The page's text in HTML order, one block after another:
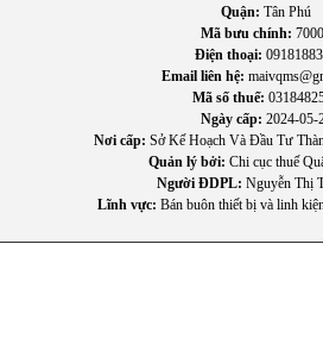
4. Hướng dẫn sử dụng và bảo quản
Quận: Tân Phú
Mã bưu chính:
Điện thoại:
Email liên hệ:
Mã số thuế:
Ngày cấp: 2024-05-
Nơi cấp: Sở Kế Hoạch Và Đầu Tư
Quản lý bởi: Chi cục thuế
Người ĐDPL: Nguyễn Thị
Lĩnh vực: Bán buôn thiết bị và linh